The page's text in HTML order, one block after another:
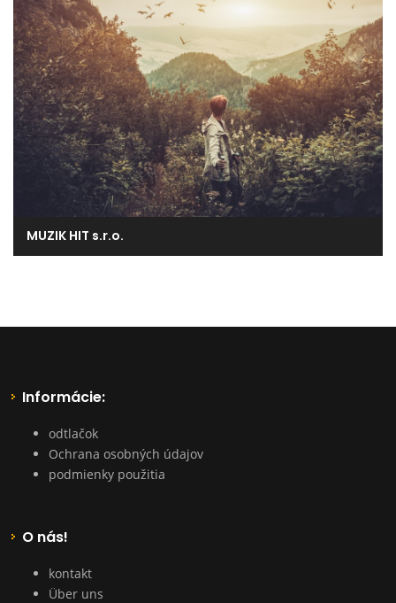
MUZIK HIT s.r.o.
Informácie:
odtlačok
Ochrana osobných údajov
podmienky použitia
O nás!
kontakt
Über uns